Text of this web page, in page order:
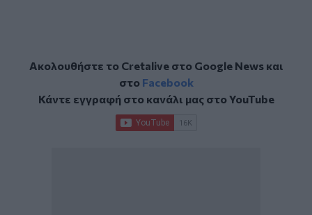
Ακολουθήστε το Cretalive στο Google Newsκαι
στο Facebook
Κάντε εγγραφή στο κανάλι μας στοYouTube